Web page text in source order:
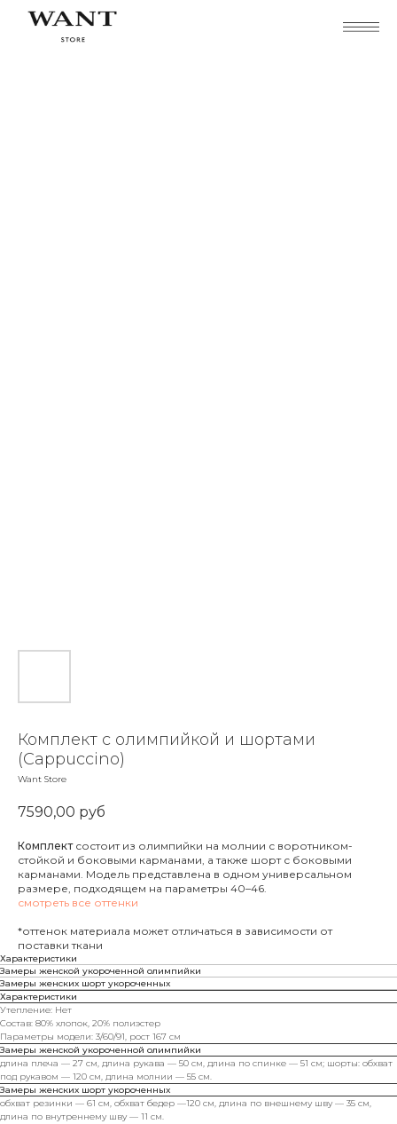
Комплект с олимпийкой и шортами
(Cappuccino)
Want Store
7590,00 руб
Комплектсостоит из олимпийки на молнии с воротником-
стойкой и боковыми карманами, а также шорт с боковыми
карманами. Модель представлена в одном универсальном
размере, подходящем на параметры 40–46.
смотреть все оттенки
*оттенок материала может отличаться в зависимости от
поставки ткани
Характеристики
Замеры женской укороченной олимпийки
Замеры женских шорт укороченных
Характеристики
Утепление: Нет
Состав: 80% хлопок, 20% полиэстер
Параметры модели: 3/60/91, рост 167 см
Замеры женской укороченной олимпийки
длина плеча — 27 см, длина рукава — 50 см, длина по спинке — 51 см; шорты: обхват
под рукавом — 120 см, длина молнии — 55 см.
Замеры женских шорт укороченных
обхват резинки — 61 см, обхват бедер —120 см, длина по внешнему шву — 35 см,
длина по внутреннему шву — 11 см.